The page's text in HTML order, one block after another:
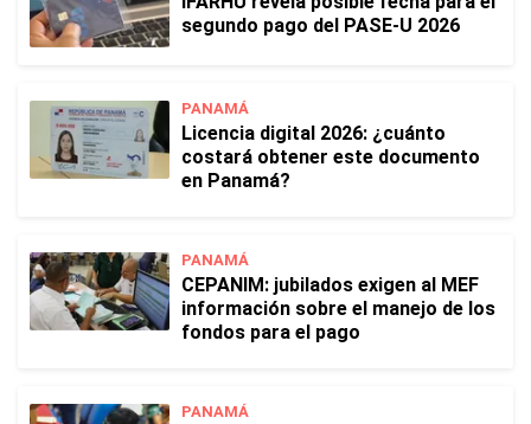
segundo pago del PASE-U 2026
PANAMÁ
Licencia digital 2026: ¿cuánto
costará obtener este documento
en Panamá?
PANAMÁ
CEPANIM: jubilados exigen al MEF
información sobre el manejo de los
fondos para el pago
PANAMÁ